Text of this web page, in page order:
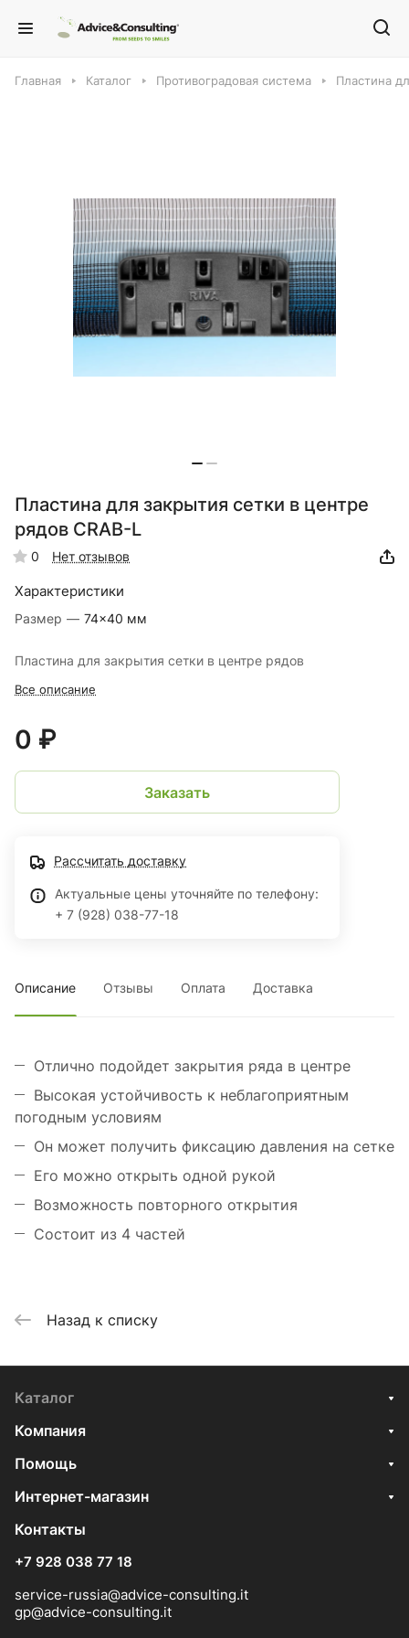
Главная Каталог Противоградовая система Пластина
Пластина для закрытия сетки в центре
рядов CRAB-L
0 Нет отзывов
Характеристики
Размер — 74×40 мм
Пластина для закрытия сетки в центре рядов
Все описание
0 ₽
Заказать
Рассчитать доставку
Актуальные цены уточняйте по телефону:
+ 7 (928) 038-77-18
Описание Отзывы Оплата Доставка
Отлично подойдет закрытия ряда в центре
Высокая устойчивость к неблагоприятным
погодным условиям
Он может получить фиксацию давления на сетке
Его можно открыть одной рукой
Возможность повторного открытия
Состоит из 4 частей
Назад к списку
Каталог
Компания
Помощь
Интернет-магазин
Контакты
+7 928 038 77 18
service-russia@advice-consulting.it
gp@advice-consulting.it